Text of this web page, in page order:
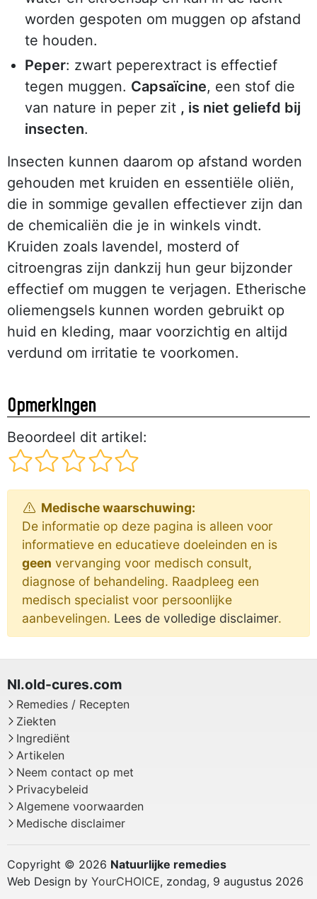
worden gespoten om muggen op afstand
te houden.
Peper: zwart peperextract is effectief
tegen muggen. Capsaïcine, een stof die
van nature in peper zit , is niet geliefd bij
insecten.
Insecten kunnen daarom op afstand worden
gehouden met kruiden en essentiële oliën,
die in sommige gevallen effectiever zijn dan
de chemicaliën die je in winkels vindt.
Kruiden zoals lavendel, mosterd of
citroengras zijn dankzij hun geur bijzonder
effectief om muggen te verjagen. Etherische
oliemengsels kunnen worden gebruikt op
huid en kleding, maar voorzichtig en altijd
verdund om irritatie te voorkomen.
Opmerkingen
Beoordeel dit artikel:
Medische waarschuwing:
De informatie op deze pagina is alleen voor
informatieve en educatieve doeleinden en is
geen vervanging voor medisch consult,
diagnose of behandeling. Raadpleeg een
medisch specialist voor persoonlijke
aanbevelingen. Lees de volledige disclaimer.
Remedies / Recepten
Ziekten
Ingrediënt
Artikelen
Neem contact op met
Privacybeleid
Algemene voorwaarden
Medische disclaimer
Copyright © 2026 Natuurlijke remedies
Web Design by YourCHOICE, zondag, 9 augustus 2026